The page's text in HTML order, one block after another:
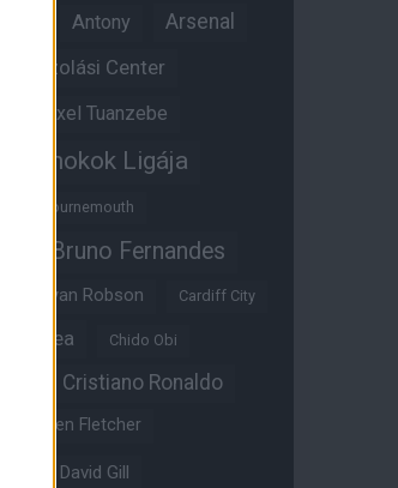
Antony Arsenal
Átigazolási Center
Axel Tuanzebe
Bajnokok Ligája
Bournemouth
Bruno Fernandes
Bryan Robson Cardiff City
Chelsea Chido Obi
Cristiano Ronaldo
Darren Fletcher
David Gill